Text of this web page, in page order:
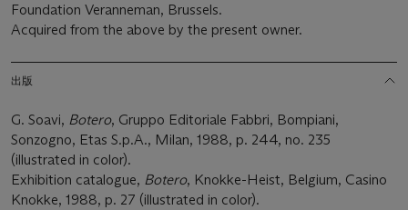
Foundation Veranneman, Brussels.
Acquired from the above by the present owner.
出版
G. Soavi, Botero, Gruppo Editoriale Fabbri, Bompiani,
Sonzogno, Etas S.p.A., Milan, 1988, p. 244, no. 235
(illustrated in color).
Exhibition catalogue, Botero, Knokke-Heist, Belgium, Casino
Knokke, 1988, p. 27 (illustrated in color).